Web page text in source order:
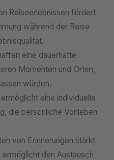
Reiseerlebnissen fördert
während der Reise
eine dauerhafte
Momenten und Orten,
würden.
eine individuelle
die persönliche Vorlieben
von Erinnerungen stärkt
den Austausch